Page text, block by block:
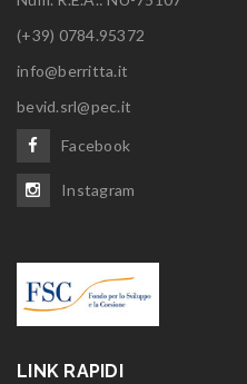
(+39) 0784.95372
info@berritta.it
bevid.srl@pec.it
Facebook
Instagram
LINK RAPIDI